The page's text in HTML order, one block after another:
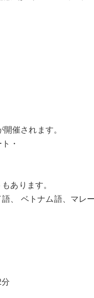
催されます。
・
あります。
、 ベトナム語、マレ